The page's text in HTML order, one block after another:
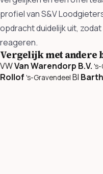
profiel van S&V
opdracht duidelijk uit,
reageren.
Vergelijk met andere
VWVan Warendorp B.V. 's-
Rollof 's-Gravendeel BI